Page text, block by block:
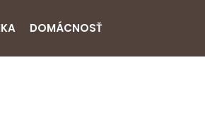
DOMÁCNOSŤ